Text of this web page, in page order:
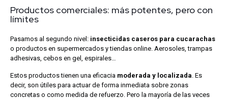
Productos comerciales: más potentes, pero con
límites
Pasamos al segundo nivel: insecticidas caseros para cucarachas
o productos en supermercados y tiendas online. Aerosoles, trampas
adhesivas, cebos en gel, espirales…
Estos productos tienen una eficacia moderada y localizada. Es
decir, son útiles para actuar de forma inmediata sobre zonas
concretas o como medida de refuerzo. Pero la mayoría de las veces